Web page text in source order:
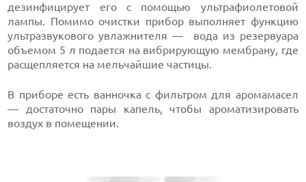
дезинфицирует его с помощью ультрафиолетовой
лампы. Помимо очистки прибор выполняет функцию
ультразвукового увлажнителя — вода из резервуара
объемом 5 л подается на вибрирующую мембрану, где
расщепляется на мельчайшие частицы.
В приборе есть ванночка с фильтром для аромамасел
— достаточно пары капель, чтобы ароматизировать
воздух в помещении.